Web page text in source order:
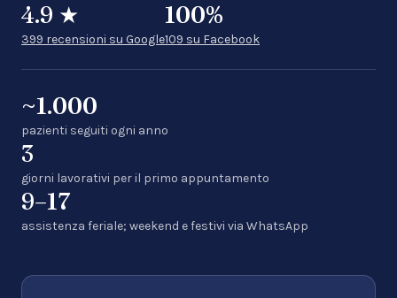
4.9 ★
399 recensioni su Google
100%
109 su Facebook
~1.000
pazienti seguiti ogni anno
3
giorni lavorativi per il primo appuntamento
9–17
assistenza feriale; weekend e festivi via WhatsApp